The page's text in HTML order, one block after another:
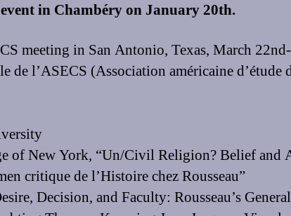
in Chambéry on January 20th.
meeting in San Antonio, Texas, March
de l’ASECS (Association américaine
of New York, “Un/Civil Religion? Belief and
critique de l’Histoire chez Rousseau”
Decision, and Faculty: Rousseau’s